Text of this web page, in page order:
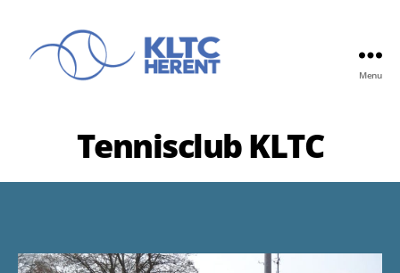
Menu
Tennisclub KLTC